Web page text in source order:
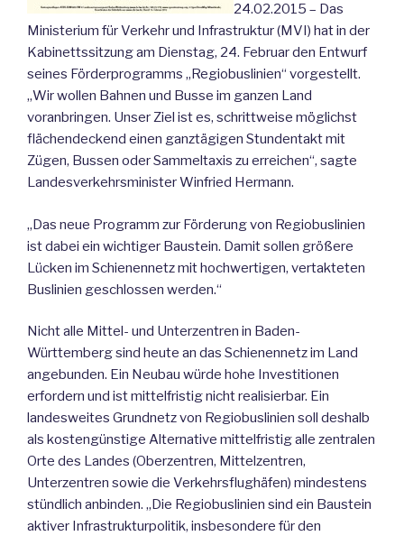
24.02.2015 – Das
Ministerium für Verkehr und Infrastruktur (MVI) hat in der
Kabinettssitzung am Dienstag, 24. Februar den Entwurf
seines Förderprogramms „Regiobuslinien“ vorgestellt.
„Wir wollen Bahnen und Busse im ganzen Land
voranbringen. Unser Ziel ist es, schrittweise möglichst
flächendeckend einen ganztägigen Stundentakt mit
Zügen, Bussen oder Sammeltaxis zu erreichen“, sagte
Landesverkehrsminister Winfried Hermann.
„Das neue Programm zur Förderung von Regiobuslinien
ist dabei ein wichtiger Baustein. Damit sollen größere
Lücken im Schienennetz mit hochwertigen, vertakteten
Buslinien geschlossen werden.“
Nicht alle Mittel- und Unterzentren in Baden-
Württemberg sind heute an das Schienennetz im Land
angebunden. Ein Neubau würde hohe Investitionen
erfordern und ist mittelfristig nicht realisierbar. Ein
landesweites Grundnetz von Regiobuslinien soll deshalb
als kostengünstige Alternative mittelfristig alle zentralen
Orte des Landes (Oberzentren, Mittelzentren,
Unterzentren sowie die Verkehrsflughäfen) mindestens
stündlich anbinden. „Die Regiobuslinien sind ein Baustein
aktiver Infrastrukturpolitik, insbesondere für den